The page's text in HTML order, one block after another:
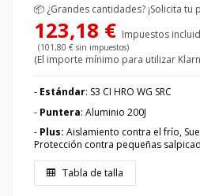
📦 ¿Grandes cantidades? ¡Solicita
123,18 € Impuestos
(101,80 € sin impuestos)
(El importe mínimo para utilizar
- Estándar: S3 CI HRO WG SRC
- Puntera: Aluminio 200J
- Plus: Aislamiento contra el frío,
Protección contra pequeñas
Tabla de talla